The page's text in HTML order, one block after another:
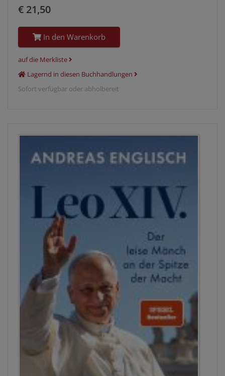
€ 21,50
In den Warenkorb
auf die Merkliste
Lagernd in diesen Buchhandlungen
Sofort verfügbar oder abholbereit